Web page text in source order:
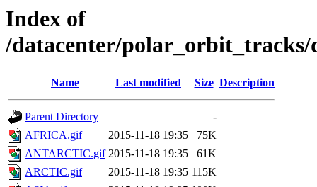
Index of
/datacenter/polar_orbit_tracks/
Name Last modified Size Description
Parent Directory
-
AFRICA.gif
2015-11-18 19:35
75K
ANTARCTIC.gif 2015-11-18 19:35
61K
ARCTIC.gif
2015-11-18 19:35 115K